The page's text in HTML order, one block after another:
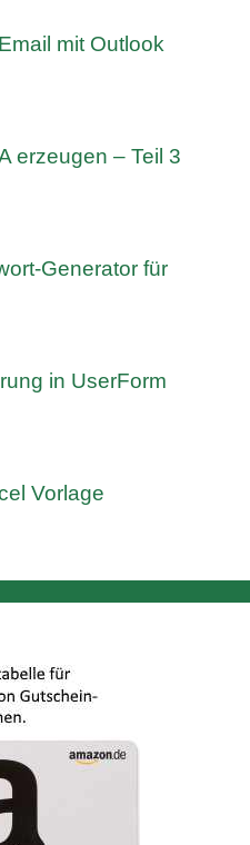
mit Outlook
erzeugen – Teil 3
Generator für
in UserForm
Vorlage